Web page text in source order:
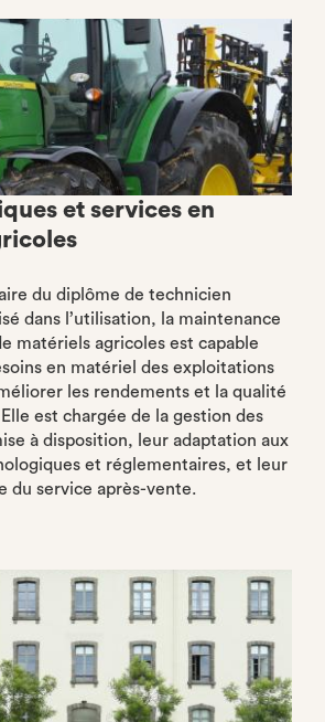
et services en
du diplôme de technicien
dans l’utilisation, la maintenance
matériels agricoles est capable
en matériel des exploitations
les rendements et la qualité
est chargée de la gestion des
à disposition, leur adaptation aux
et réglementaires, et leur
du service après-vente.